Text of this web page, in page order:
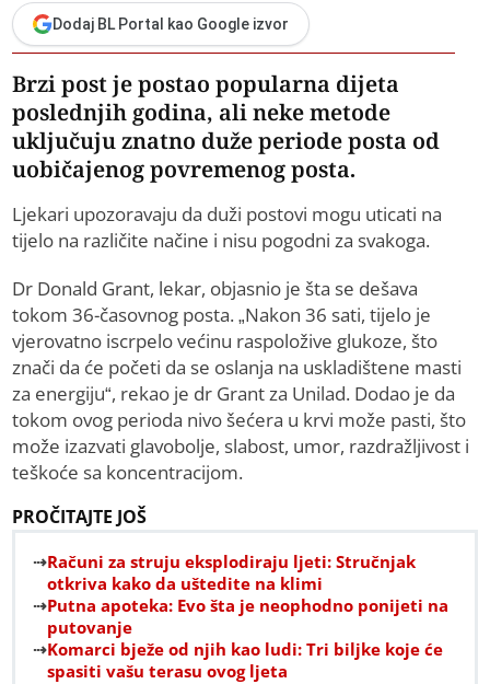
Dodaj BL Portal kao Google izvor
Brzi post je postao popularna dijeta
poslednjih godina, ali neke metode
uključuju znatno duže periode posta od
uobičajenog povremenog posta.
Ljekari upozoravaju da duži postovi mogu uticati na
tijelo na različite načine i nisu pogodni za svakoga.
Dr Donald Grant, lekar, objasnio je šta se dešava
tokom 36-časovnog posta. „Nakon 36 sati, tijelo je
vjerovatno iscrpelo većinu raspoložive glukoze, što
znači da će početi da se oslanja na uskladištene masti
za energiju“, rekao je dr Grant za Unilad. Dodao je da
tokom ovog perioda nivo šećera u krvi može pasti, što
može izazvati glavobolje, slabost, umor, razdražljivost i
teškoće sa koncentracijom.
PROČITAJTE JOŠ
Računi za struju eksplodiraju ljeti: Stručnjak
otkriva kako da uštedite na klimi
Putna apoteka: Evo šta je neophodno ponijeti na
putovanje
Komarci bježe od njih kao ludi: Tri biljke koje će
spasiti vašu terasu ovog ljeta